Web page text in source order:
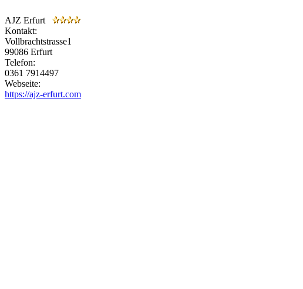
AJZ Erfurt
Kontakt:
Vollbrachtstrasse1
99086 Erfurt
Telefon:
0361 7914497
Webseite:
https://ajz-erfurt.com